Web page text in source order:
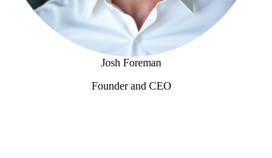
Josh Foreman
Founder and CEO